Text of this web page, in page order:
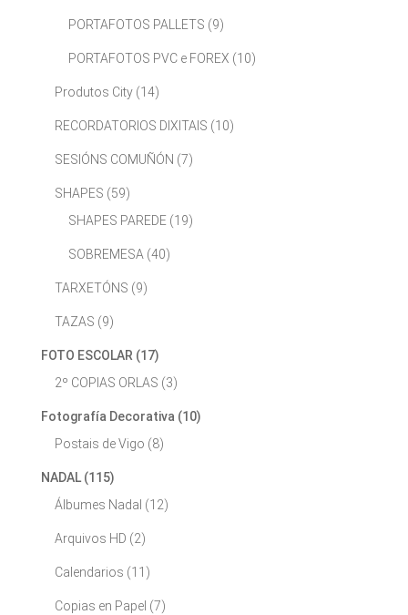
PORTAFOTOS PALLETS (9)
PORTAFOTOS PVC e FOREX (10)
Produtos City (14)
RECORDATORIOS DIXITAIS (10)
SESIÓNS COMUÑÓN (7)
SHAPES (59)
SHAPES PAREDE (19)
SOBREMESA (40)
TARXETÓNS (9)
TAZAS (9)
FOTO ESCOLAR (17)
2º COPIAS ORLAS (3)
Fotografía Decorativa (10)
Postais de Vigo (8)
NADAL (115)
Álbumes Nadal (12)
Arquivos HD (2)
Calendarios (11)
Copias en Papel (7)